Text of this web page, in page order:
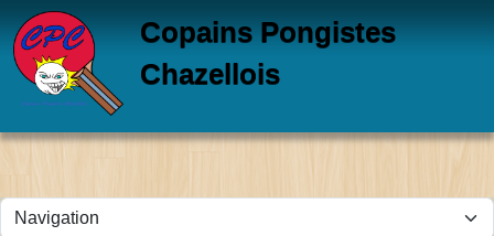
Copains Pongistes
Chazellois
Panneau de gestion des cookies